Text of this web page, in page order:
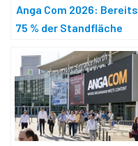
Anga Com 2026: Bereits
75 % der Standfläche